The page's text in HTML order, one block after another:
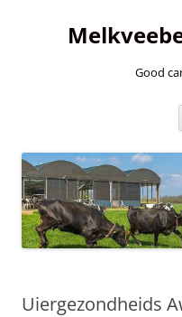
Good
Uiergezondheids